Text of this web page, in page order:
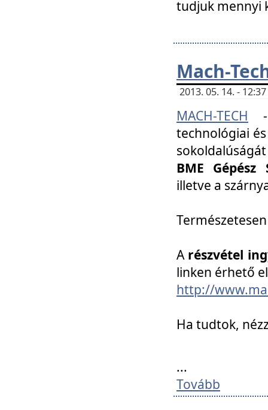
tudjuk mennyi
Mach-
2013. 05. 14. -
MACH-TECH
technológiai
BME
illetve a
A részvétel
linken érhető
http://
Ha tudtok,
...
Tovább